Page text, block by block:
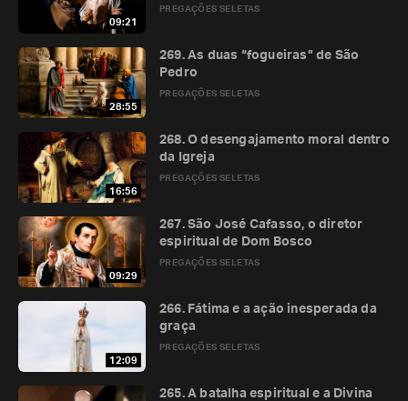
09:21
PREGAÇÕES SELETAS
28:55
PREGAÇÕES SELETAS
269. As duas “fogueiras” de São
Pedro
16:56
PREGAÇÕES SELETAS
268. O desengajamento moral dentro
da Igreja
09:29
PREGAÇÕES SELETAS
267. São José Cafasso, o diretor
espiritual de Dom Bosco
12:09
PREGAÇÕES SELETAS
266. Fátima e a ação inesperada da
graça
265. A batalha espiritual e a Divina